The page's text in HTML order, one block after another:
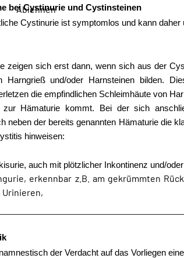
bei Cystinurie und Cystinsteinen
Cystinurie ist symptomlos und kann
zeigen sich erst dann, wenn sich aus der
Harngrieß und/oder Harnsteinen bilden.
die empfindlichen Schleimhäute von
Hämaturie kommt. Bei der sich
neben der bereits genannten Hämaturie die
hinweisen:
auch mit plötzlicher Inkontinenz und/
erkennbar z.B. am gekrümmten
Urinieren,
der Verdacht auf das Vorliegen
Ablehnen